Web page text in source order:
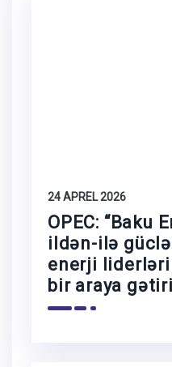
24 APREL 2026
OPEC: “Baku
ildən-ilə
enerji
bir araya